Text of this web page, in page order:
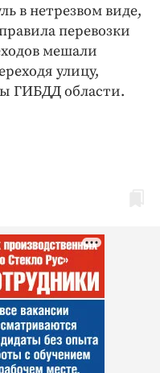
в нетрезвом виде,
перевозки
мешали
улицу,
ГИБДД области.